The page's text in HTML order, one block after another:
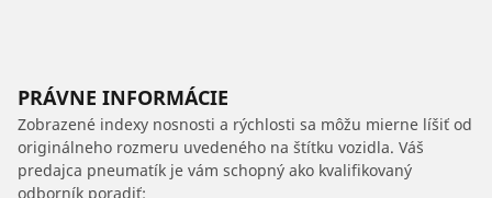
PRÁVNE INFORMÁCIE
Zobrazené indexy nosnosti a rýchlosti sa môžu mierne líšiť od
originálneho rozmeru uvedeného na štítku vozidla. Váš
predajca pneumatík je vám schopný ako kvalifikovaný
odborník poradiť: